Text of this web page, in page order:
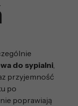
do sypialni
przyjemność
po
poprawiają